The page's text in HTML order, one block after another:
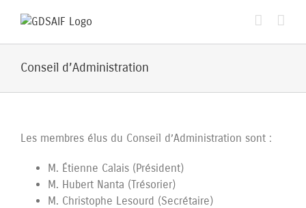
Conseil d’Administration
Les membres élus du Conseil d’Administration sont :
M. Étienne Calais (Président)
M. Hubert Nanta (Trésorier)
M. Christophe Lesourd (Secrétaire)